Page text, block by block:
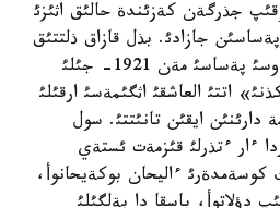
وقئپ جذرگةن كةزئندة حالئق اثئزئ
جازادئ. بذل قازاق ذلتتئق
دراماسئنئث قارلئعاشئ ةدئ. وسئ پةساسئ مةن 1921- جئلئ
اتتئ العاشقئ اثگئمةسئ ارقئلئ
ايقئن تانئتتئ. سول
ءار ءتذرلئ قئزمةت ئستةي
ءاليحان بوكةيحانوأ،